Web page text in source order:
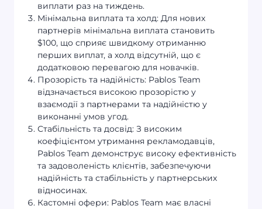
виплати раз на тиждень.
Мінімальна виплата та холд: Для нових
партнерів мінімальна виплата становить
$100, що сприяє швидкому отриманню
перших виплат, а холд відсутній, що є
додатковою перевагою для новачків.
Прозорість та надійність: Pablos Team
відзначається високою прозорістю у
взаємодії з партнерами та надійністю у
виконанні умов угод.
Стабільність та досвід: З високим
коефіцієнтом утримання рекламодавців,
Pablos Team демонструє високу ефективність
та задоволеність клієнтів, забезпечуючи
надійність та стабільність у партнерських
відносинах.
Кастомні офери: Pablos Team має власні